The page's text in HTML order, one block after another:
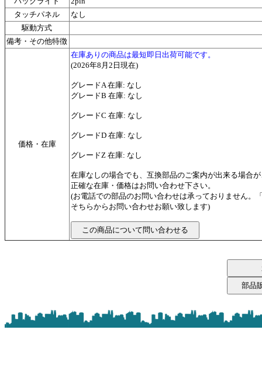
タッチパネル
なし
駆動方式
備考・その他特徴
価格・在庫
在庫ありの商品は最短即日出荷可能です。
(2026年8月2日現在)
グレードA 在庫: なし
グレードB 在庫: なし
グレードC 在庫: なし
グレードD 在庫: なし
グレードZ 在庫: なし
在庫なしの場合でも、互換部品のご案内が出来る場合
正確な在庫・価格はお問い合わせ下さい。
(お電話での部品のお問い合わせは承っておりません。
そちらからお問い合わせお願い致します)